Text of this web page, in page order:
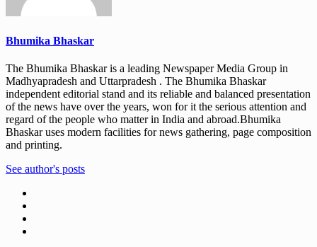
Bhumika Bhaskar
The Bhumika Bhaskar is a leading Newspaper Media Group in
Madhyapradesh and Uttarpradesh . The Bhumika Bhaskar
independent editorial stand and its reliable and balanced presentation
of the news have over the years, won for it the serious attention and
regard of the people who matter in India and abroad.Bhumika
Bhaskar uses modern facilities for news gathering, page composition
and printing.
See author's posts